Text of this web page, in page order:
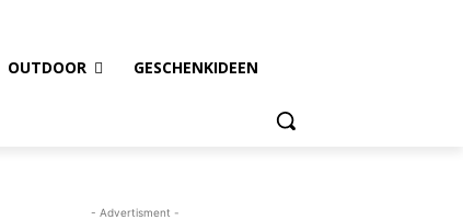
OUTDOOR GESCHENKIDEEN
- Advertisment -